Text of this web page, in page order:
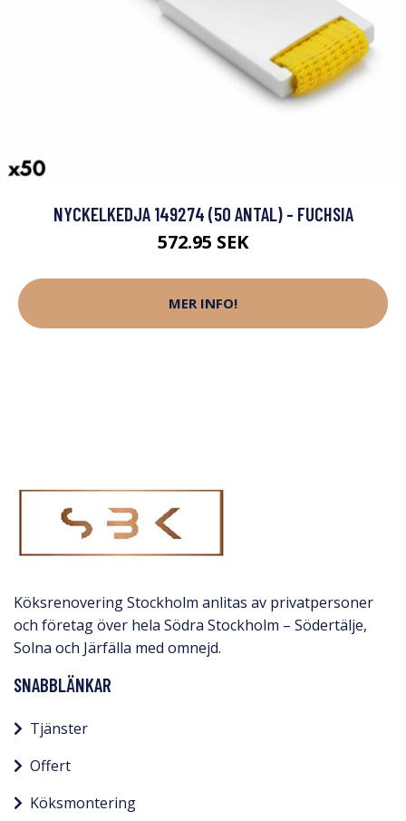
NYCKELKEDJA 149274 (50 ANTAL) - FUCHSIA
572.95 SEK
MER INFO!
Köksrenovering Stockholm anlitas av privatpersoner
och företag över hela Södra Stockholm – Södertälje,
Solna och Järfälla med omnejd.​
SNABBLÄNKAR
Tjänster
Offert
Köksmontering